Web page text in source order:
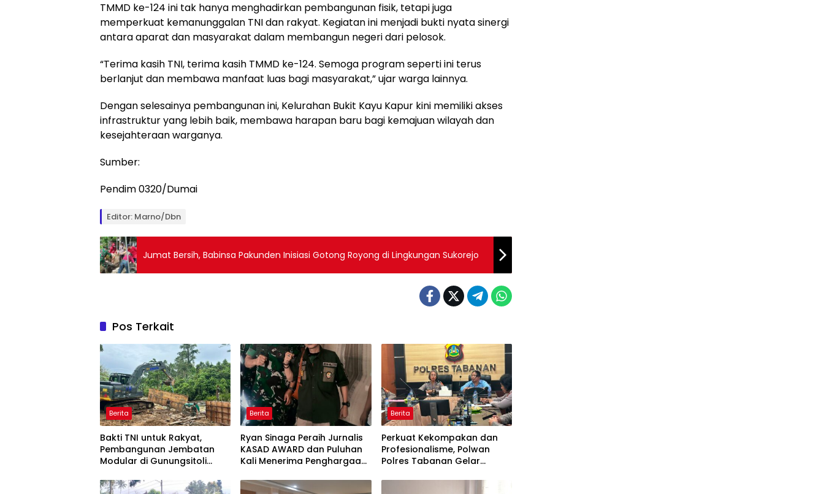
TMMD ke-124 ini tak hanya menghadirkan pembangunan fisik, tetapi juga
memperkuat kemanunggalan TNI dan rakyat. Kegiatan ini menjadi bukti nyata sinergi
antara aparat dan masyarakat dalam membangun negeri dari pelosok.
“Terima kasih TNI, terima kasih TMMD ke-124. Semoga program seperti ini terus
berlanjut dan membawa manfaat luas bagi masyarakat,” ujar warga lainnya.
Dengan selesainya pembangunan ini, Kelurahan Bukit Kayu Kapur kini memiliki akses
infrastruktur yang lebih baik, membawa harapan baru bagi kemajuan wilayah dan
kesejahteraan warganya.
Sumber:
Pendim 0320/Dumai
Editor: Marno/dbn
Jumat Bersih, Babinsa Pakunden Inisiasi Gotong Royong di Lingkungan Sukorejo
Pos Terkait
Berita
Bakti TNI untuk Rakyat,
Pembangunan Jembatan
Modular di Gunungsitoli
Abutmen
Berita
Ryan Sinaga Peraih Jurnalis
KASAD AWARD dan Puluhan
Kali Menerima Penghargaan
Publikasi Kegiatan TNI
Berita
Perkuat Kekompakan dan
Profesionalisme, Polwan
Polres Tabanan Gelar